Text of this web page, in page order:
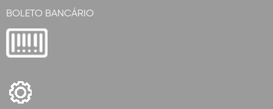
BOLETO BANCÁRIO